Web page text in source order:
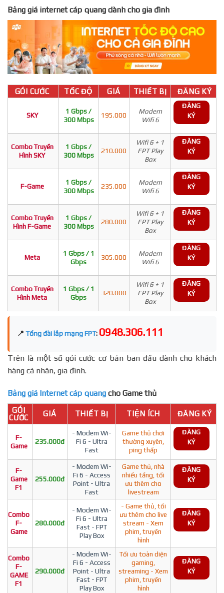
Bảng giá internet cáp quang dành cho gia đình
GÓI CƯỚC TỐC ĐỘ GIÁ THIẾT BỊ ĐĂNG KÝ
SKY
1 Gbps /
300 Mbps
195.000
Modem
Wifi 6
ĐĂNG
KÝ
Combo Truyền
Hình SKY
1 Gbps /
300 Mbps
210.000
Wifi 6 + 1
FPT Play
Box
ĐĂNG
KÝ
F-Game
1 Gbps /
300 Mbps
235.000
Modem
Wifi 6
ĐĂNG
KÝ
Combo Truyền
Hình F-Game
1 Gbps /
300 Mbps
280.000
Wifi 6 + 1
FPT Play
Box
ĐĂNG
KÝ
Meta
1 Gbps / 1
Gbps
305.000
Modem
Wifi 6
ĐĂNG
KÝ
Combo Truyền
Hình Meta
1 Gbps / 1
Gbps
320.000
Wifi 6 + 1
FPT Play
Box
ĐĂNG
KÝ
📍 Tổng đài lắp mạng FPT: 0948.306.111
Trên là một số gói cước cơ bản ban đầu dành cho khách
hàng cá nhân, gia đình.
Bảng giá Internet cáp quang cho Game thủ
GÓI
CƯỚC
GIÁ THIẾT BỊ TIỆN ÍCH ĐĂNG KÝ
F-
Game
235.000đ
- Modem Wi-
Fi 6 - Ultra
Fast
Game thủ chơi
thường xuyên,
ping thấp
ĐĂNG
KÝ
F-
Game
F1
255.000đ
- Modem Wi-
Fi 6 - Access
Point - Ultra
Fast
Game thủ, nhà
nhiều tầng, tối
ưu thêm cho
livestream
ĐĂNG
KÝ
Combo
F-
Game
280.000đ
- Modem Wi-
Fi 6 - Ultra
Fast - FPT
Play Box
- Game thủ, tối
ưu thêm cho live
stream - Xem
phim, truyền
hình
ĐĂNG
KÝ
Combo
F-
GAME
F1
290.000đ
- Modem Wi-
Fi 6 - Access
Point - Ultra
Fast - FPT
Play Box
Tối ưu toàn diện
gaming,
streaming - Xem
phim, truyền
hình
ĐĂNG
KÝ